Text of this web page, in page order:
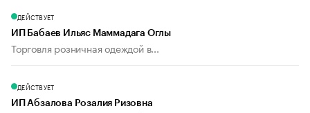
ДЕЙСТВУЕТ
ИП Бабаев Ильяс Маммадага Оглы
Торговля розничная одеждой в...
ДЕЙСТВУЕТ
ИП Абзалова Розалия Ризовна